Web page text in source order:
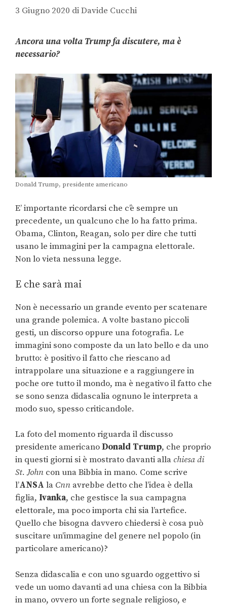
3 Giugno 2020 diDavide Cucchi
Ancora una volta Trump fa discutere, ma è
necessario?
Donald Trump, presidente americano
E’ importante ricordarsi che c’è sempre un
precedente, un qualcuno che lo ha fatto prima.
Obama, Clinton, Reagan, solo per dire che tutti
usano le immagini per la campagna elettorale.
Non lo vieta nessuna legge.
E che sarà mai
Non è necessario un grande evento per scatenare
una grande polemica. A volte bastano piccoli
gesti, un discorso oppure una fotografia. Le
immagini sono composte da un lato bello e da uno
brutto: è positivo il fatto che riescano ad
intrappolare una situazione e a raggiungere in
poche ore tutto il mondo, ma è negativo il fatto che
se sono senza didascalia ognuno le interpreta a
modo suo, spesso criticandole.
La foto del momento riguarda il discusso
presidente americanoDonald Trump, che proprio
in questi giorni si è mostrato davanti alla chiesa di
St. John con una Bibbia in mano. Come scrive
l’ANSA la Cnn avrebbe detto che l’idea è della
figlia, Ivanka, che gestisce la sua campagna
elettorale, ma poco importa chi sia l’artefice.
Quello che bisogna davvero chiedersi è cosa può
suscitare un’immagine del genere nel popolo (in
particolare americano)?
Senza didascalia e con uno sguardo oggettivo si
vede un uomo davanti ad una chiesa con la Bibbia
in mano, ovvero un forte segnale religioso, e